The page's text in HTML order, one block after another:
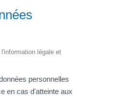
légale et
personnelles
en cas d'atteinte aux